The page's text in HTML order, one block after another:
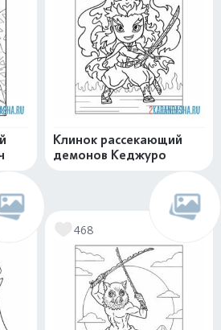
Клинок рассекающий
демонов Кеджуро
468